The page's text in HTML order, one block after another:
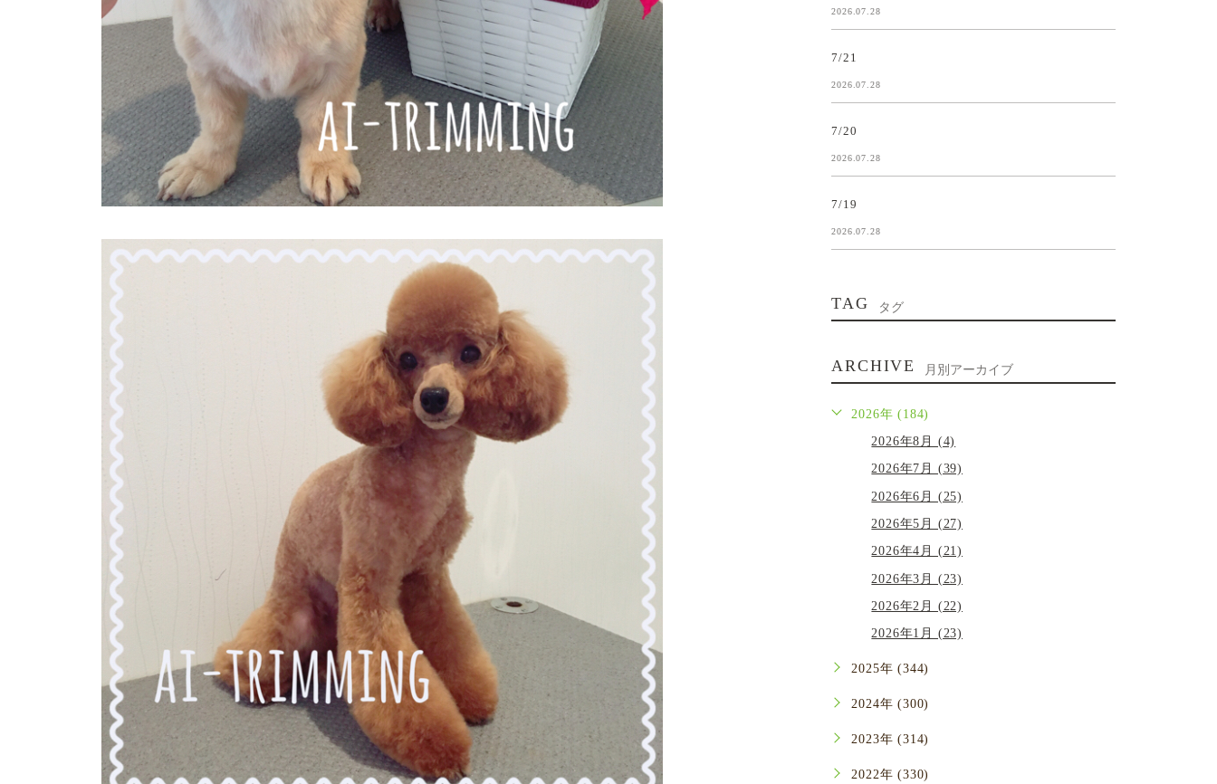
2026.07.28
7/21
2026.07.28
7/20
2026.07.28
7/19
2026.07.28
TAG タグ
ARCHIVE 月別アーカイブ
2026年 (184)
2026年8月 (4)
2026年7月 (39)
2026年6月 (25)
2026年5月 (27)
2026年4月 (21)
2026年3月 (23)
2026年2月 (22)
2026年1月 (23)
2025年 (344)
2024年 (300)
2023年 (314)
2022年 (330)